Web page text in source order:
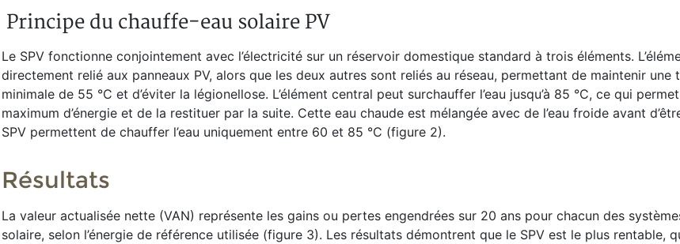
Principe du chauffe-eau solaire PV
Le SPV fonctionne conjointement avec l’électricité sur un réservoir domestique standard à trois éléments.
directement relié aux panneaux PV, alors que les deux autres sont reliés au réseau, permettant de maintenir une
minimale de 55 °C et d’éviter la légionellose. L’élément central peut surchauffer l’eau jusqu’à 85 °C, ce qui
maximum d’énergie et de la restituer par la suite. Cette eau chaude est mélangée avec de l’eau froide avant
SPV permettent de chauffer l’eau uniquement entre 60 et 85 °C (figure 2).
Résultats
La valeur actualisée nette (VAN) représente les gains ou pertes engendrées sur 20 ans pour chacun des
solaire, selon l’énergie de référence utilisée (figure 3). Les résultats démontrent que le SPV est le plus rentable,